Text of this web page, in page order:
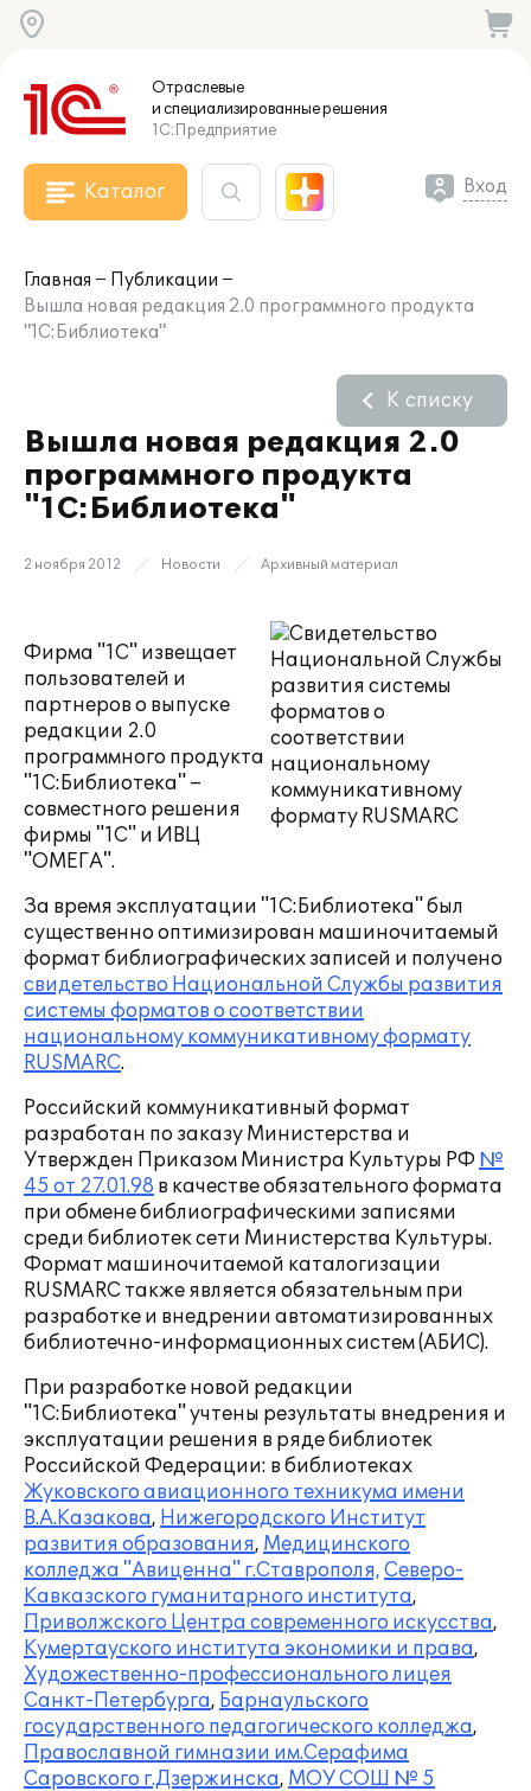
Отраслевые
и специализированныерешения
1С:Предприятие
Каталог Вход
Главная
Публикации
Вышла новая редакция 2.0 программного продукта
"1С:Библиотека"
Вышла новая редакция 2.0
программного продукта
"1С:Библиотека"
К списку
2 ноября 2012 Новости Архивный материал
Фирма "1С" извещает
пользователей и
партнеров о выпуске
редакции 2.0
программного продукта
"1С:Библиотека" –
совместного решения
фирмы "1С" и ИВЦ
"ОМЕГА".
За время эксплуатации "1С:Библиотека" был
существенно оптимизирован машиночитаемый
формат библиографических записей и получено
свидетельство Национальной Службы развития
системы форматов о соответствии
национальному коммуникативному формату
RUSMARC.
Российский коммуникативный формат
разработан по заказу Министерства и
Утвержден Приказом Министра Культуры РФ №
45 от 27.01.98 в качестве обязательного формата
при обмене библиографическими записями
среди библиотек сети Министерства Культуры.
Формат машиночитаемой каталогизации
RUSMARC также является обязательным при
разработке и внедрении автоматизированных
библиотечно-информационных систем (АБИС).
При разработке новой редакции
"1С:Библиотека" учтены результаты внедрения и
эксплуатации решения в ряде библиотек
Российской Федерации: в библиотеках
Жуковского авиационного техникума имени
В.А.Казакова, Нижегородского Институт
развития образования, Медицинского
колледжа "Авиценна" г.Ставрополя, Северо-
Кавказского гуманитарного института,
Приволжского Центра современного искусства,
Кумертауского института экономики и права,
Художественно-профессионального лицея
Санкт-Петербурга, Барнаульского
государственного педагогического колледжа,
Православной гимназии им.Серафима
Саровского г.Дзержинска, МОУ СОШ № 5